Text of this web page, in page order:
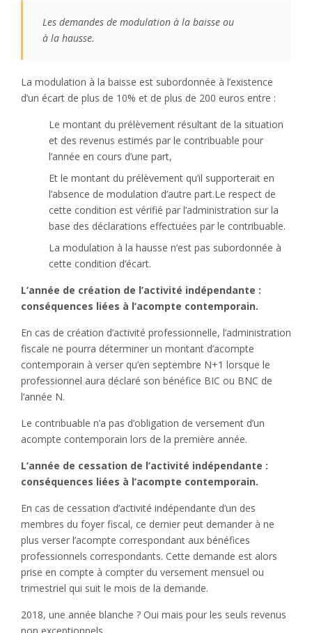
Les demandes de modulation à la baisse ou
à la hausse.
La modulation à la baisse est subordonnée à l’existence
d’un écart de plus de 10% et de plus de 200 euros entre :
Le montant du prélèvement résultant de la situation
et des revenus estimés par le contribuable pour
l’année en cours d’une part,
Et le montant du prélèvement qu’il supporterait en
l’absence de modulation d’autre part.Le respect de
cette condition est vérifié par l’administration sur la
base des déclarations effectuées par le contribuable.
La modulation à la hausse n’est pas subordonnée à
cette condition d’écart.
L’année de création de l’activité indépendante :
conséquences liées à l’acompte contemporain.
En cas de création d’activité professionnelle, l’administration
fiscale ne pourra déterminer un montant d’acompte
contemporain à verser qu’en septembre N+1 lorsque le
professionnel aura déclaré son bénéfice BIC ou BNC de
l’année N.
Le contribuable n’a pas d’obligation de versement d’un
acompte contemporain lors de la première année.
L’année de cessation de l’activité indépendante :
conséquences liées à l’acompte contemporain.
En cas de cessation d’activité indépendante d’un des
membres du foyer fiscal, ce dernier peut demander à ne
plus verser l’acompte correspondant aux bénéfices
professionnels correspondants. Cette demande est alors
prise en compte à compter du versement mensuel ou
trimestriel qui suit le mois de la demande.
2018, une année blanche ? Oui mais pour les seuls revenus